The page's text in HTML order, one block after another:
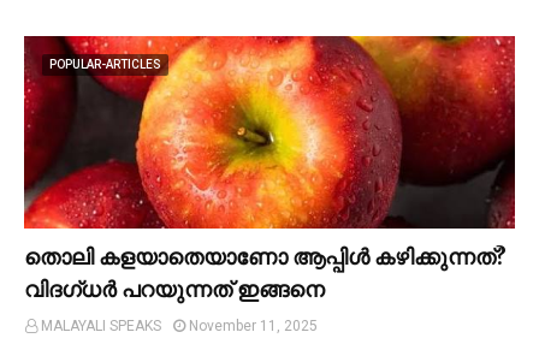
POPULAR-ARTICLES
തൊലി കളയാതെയാണോ ആപ്പിള്‍ കഴിക്കുന്നത്?
വിദഗ്ധര്‍ പറയുന്നത് ഇങ്ങനെ
MALAYALI SPEAKS
November 11, 2025